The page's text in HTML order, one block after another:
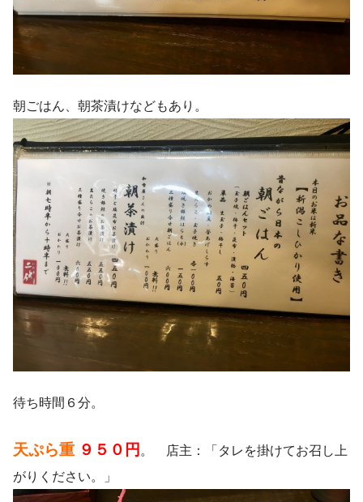
朝ごはん、朝茶漬けなどもあり。
待ち時間６分。
天ぷら重 ９５０円 。 店主：「タレを掛けてお召し上
がりください。」